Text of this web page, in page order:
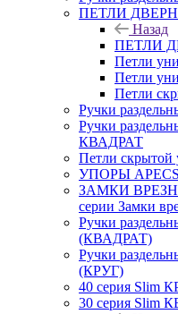
ПЕТЛИ
Назад
ПЕТЛИ
Петли
Петли
Петли
Ручки
Ручки
КВАДРАТ
Петли скрытой
УПОРЫ
ЗАМКИ
серии Замки
Ручки
(КВАДРАТ)
Ручки
(КРУГ)
40 серия Slim
30 серия Slim